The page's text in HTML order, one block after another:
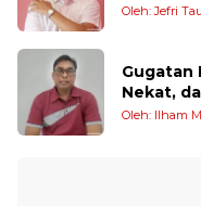
Oleh: Jefri
Gugatan
Nekat,
Oleh: Ilham